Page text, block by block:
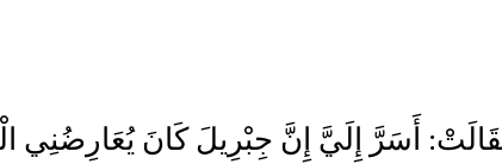
"فَقَالَتْ: أَسَرَّ إِلَيَّ إِنَّ جِبْرِيلَ كَانَ